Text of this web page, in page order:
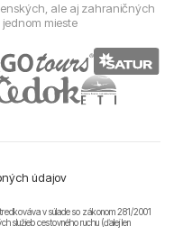
ale aj zahraničných
mieste
údajov
v súlade so zákonom 281/2001
služieb cestovného ruchu (ďalej len